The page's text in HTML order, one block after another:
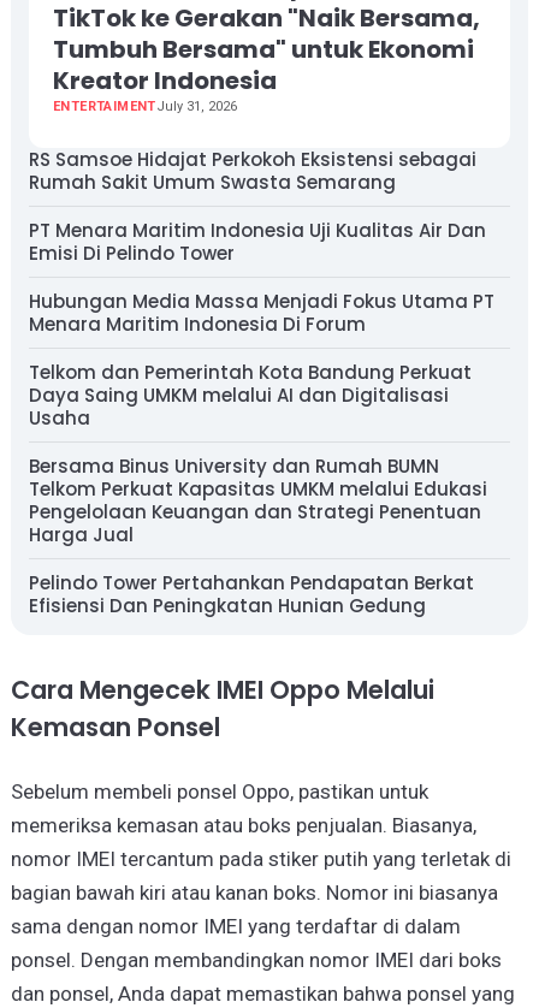
TikTok ke Gerakan "Naik Bersama,
Tumbuh Bersama" untuk Ekonomi
Kreator Indonesia
ENTERTAIMENTJuly 31, 2026
RS Samsoe Hidajat Perkokoh Eksistensi sebagai
Rumah Sakit Umum Swasta Semarang
PT Menara Maritim Indonesia Uji Kualitas Air Dan
Emisi Di Pelindo Tower
Hubungan Media Massa Menjadi Fokus Utama PT
Menara Maritim Indonesia Di Forum
Telkom dan Pemerintah Kota Bandung Perkuat
Daya Saing UMKM melalui AI dan Digitalisasi
Usaha
Bersama Binus University dan Rumah BUMN
Telkom Perkuat Kapasitas UMKM melalui Edukasi
Pengelolaan Keuangan dan Strategi Penentuan
Harga Jual
Pelindo Tower Pertahankan Pendapatan Berkat
Efisiensi Dan Peningkatan Hunian Gedung
Cara Mengecek IMEI Oppo Melalui
Kemasan Ponsel
Sebelum membeli ponsel Oppo, pastikan untuk
memeriksa kemasan atau boks penjualan. Biasanya,
nomor IMEI tercantum pada stiker putih yang terletak di
bagian bawah kiri atau kanan boks. Nomor ini biasanya
sama dengan nomor IMEI yang terdaftar di dalam
ponsel. Dengan membandingkan nomor IMEI dari boks
dan ponsel, Anda dapat memastikan bahwa ponsel yang